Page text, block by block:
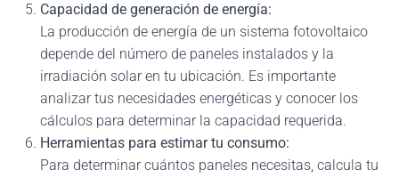
Capacidad de generación de energía:
La producción de energía de un sistema fotovoltaico
depende del número de paneles instalados y la
irradiación solar en tu ubicación. Es importante
analizar tus necesidades energéticas y conocer los
cálculos para determinar la capacidad requerida.
Herramientas para estimar tu consumo:
Para determinar cuántos paneles necesitas, calcula tu